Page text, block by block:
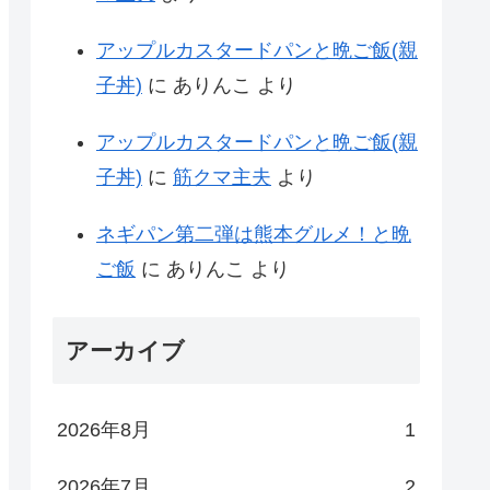
アップルカスタードパンと晩ご飯(親
子丼) に ありんこ より
アップルカスタードパンと晩ご飯(親
子丼) に 筋クマ主夫 より
ネギパン第二弾は熊本グルメ！と晩
ご飯 に ありんこ より
アーカイブ
2026年8月 1